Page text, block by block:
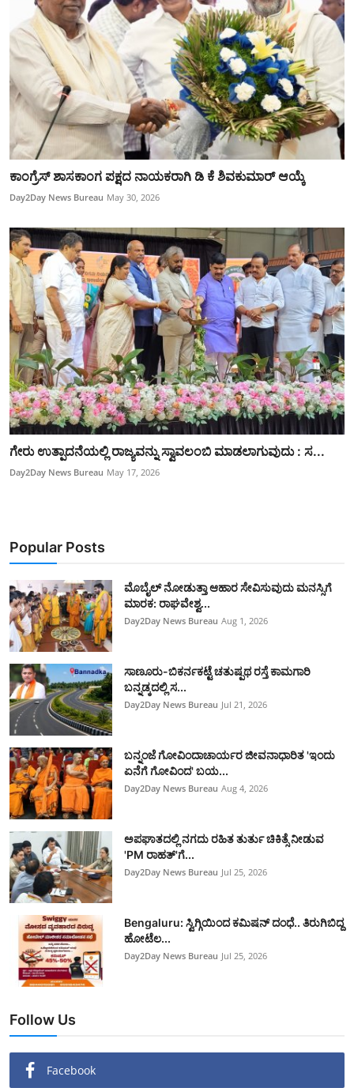
ಕಾಂಗ್ರೆಸ್ ಶಾಸಕಾಂಗ ಪಕ್ಷದ ನಾಯಕರಾಗಿ ಡಿ ಕೆ ಶಿವಕುಮಾರ್ ಆಯ್ಕೆ
Day2Day News Bureau May 30, 2026
ಗೇರು ಉತ್ಪಾದನೆಯಲ್ಲಿ ರಾಜ್ಯವನ್ನು ಸ್ವಾವಲಂಬಿ ಮಾಡಲಾಗುವುದು : ಸ...
Day2Day News Bureau May 17, 2026
Popular Posts
ಮೊಬೈಲ್ ನೋಡುತ್ತಾ ಆಹಾರ ಸೇವಿಸುವುದು ಮನಸ್ಸಿಗೆ
ಮಾರಕ: ರಾಘವೇಶ್ವ...
Day2Day News Bureau Aug 1, 2026
ಸಾಣೂರು-ಬಿಕರ್ನಕಟ್ಟೆ ಚತುಷ್ಪಥ ರಸ್ತೆ ಕಾಮಗಾರಿ
ಬನ್ನಡ್ಕದಲ್ಲಿ ಸ...
Day2Day News Bureau Jul 21, 2026
ಬನ್ನಂಜೆ ಗೋವಿಂದಾಚಾರ್ಯರ ಜೀವನಾಧಾರಿತ 'ಇಂದು
ಏನೆಗೆ ಗೋವಿಂದ' ಬಯ...
Day2Day News Bureau Aug 4, 2026
ಅಪಘಾತದಲ್ಲಿ ನಗದು ರಹಿತ ತುರ್ತು ಚಿಕಿತ್ಸೆ ನೀಡುವ
'PM ರಾಹತ್'ಗೆ...
Day2Day News Bureau Jul 25, 2026
Bengaluru: ಸ್ವಿಗ್ಗಿಯಿಂದ ಕಮಿಷನ್ ದಂಧೆ.. ತಿರುಗಿಬಿದ್ದ
ಹೋಟೆಲ...
Day2Day News Bureau Jul 25, 2026
Follow Us
Facebook